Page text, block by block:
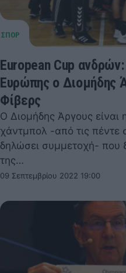
European Cup
Ευρώπης ο Διομήδης
Φίβερς
Ο Διομήδης Άργους
χάντμπολ -από τις πέντε
δηλώσει συμμετοχή- που
της…
09 Σεπτεμβρίου 2022 19:00